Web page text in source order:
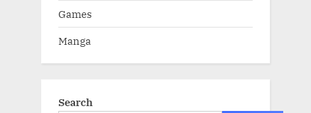
Games
Manga
Search